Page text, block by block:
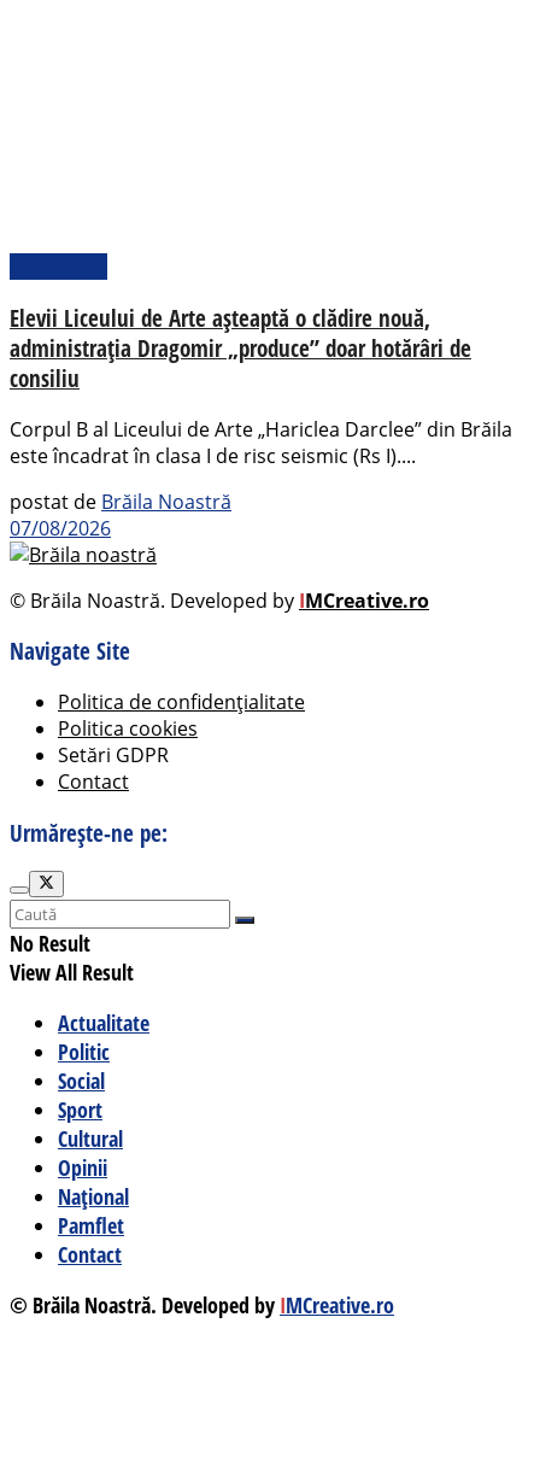
Elevii Liceului de Arte așteaptă o clădire nouă,
administrația Dragomir „produce” doar hotărâri de
consiliu
Corpul B al Liceului de Arte „Hariclea Darclee” din Brăila
este încadrat în clasa I de risc seismic (Rs I)....
postat de Brăila Noastră
07/08/2026
© Brăila Noastră. Developed by IMCreative.ro
Navigate Site
Politica de confidențialitate
Politica cookies
Setări GDPR
Contact
Urmărește-ne pe:
No Result
View All Result
Actualitate
Politic
Social
Sport
Cultural
Opinii
Național
Pamflet
Contact
© Brăila Noastră. Developed by IMCreative.ro